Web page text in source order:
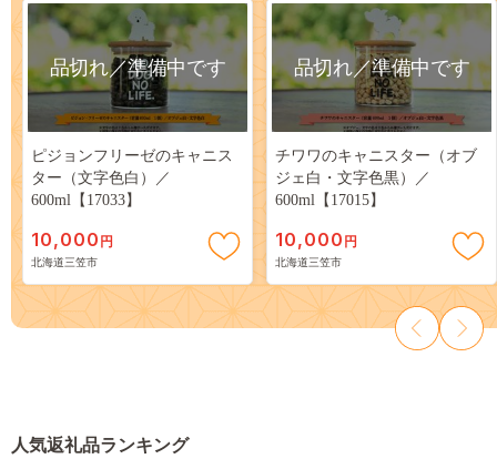
品切れ／準備中です
ピジョンフリーゼのキャニス
ター（文字色白）／
600ml【17033】
10,000 円
北海道三笠市
品切れ／準備中です
チワワのキャニスター（オブ
ジェ白・文字色黒）／
600ml【17015】
10,000 円
北海道三笠市
人気返礼品ランキング